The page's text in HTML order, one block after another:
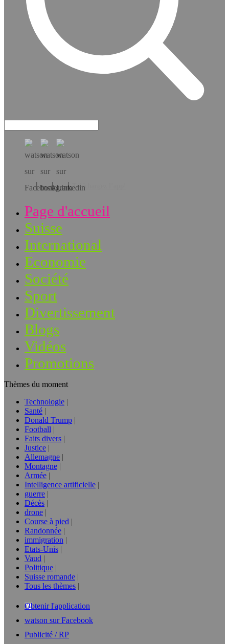
Téléchargez l’app!
Page d'accueil
Suisse
International
Economie
Société
Sport
Divertissement
Blogs
Vidéos
Promotions
Thèmes du moment
Technologie
Santé
Donald Trump
Football
Faits divers
Justice
Allemagne
Montagne
Armée
Intelligence artificielle
guerre
Décès
drone
Course à pied
Randonnée
immigration
Etats-Unis
Vaud
Politique
Suisse romande
Tous les thèmes
Obtenir l'application
watson sur Facebook
Publicité / RP